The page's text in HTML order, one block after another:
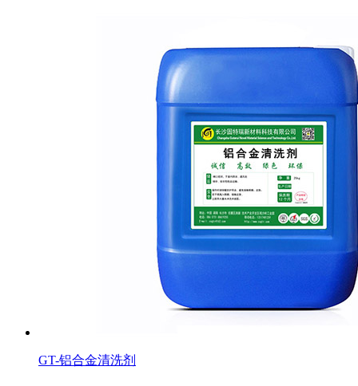
GT-铝合金清洗剂